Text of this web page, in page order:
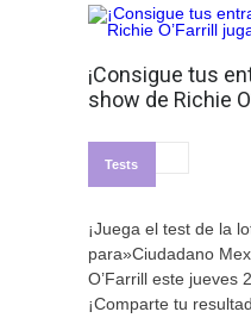
¡Consigue tus
show de Richie
Tests
¡Juega el test de la
para»Ciudadano
O’Farrill este jueves
¡Comparte tu